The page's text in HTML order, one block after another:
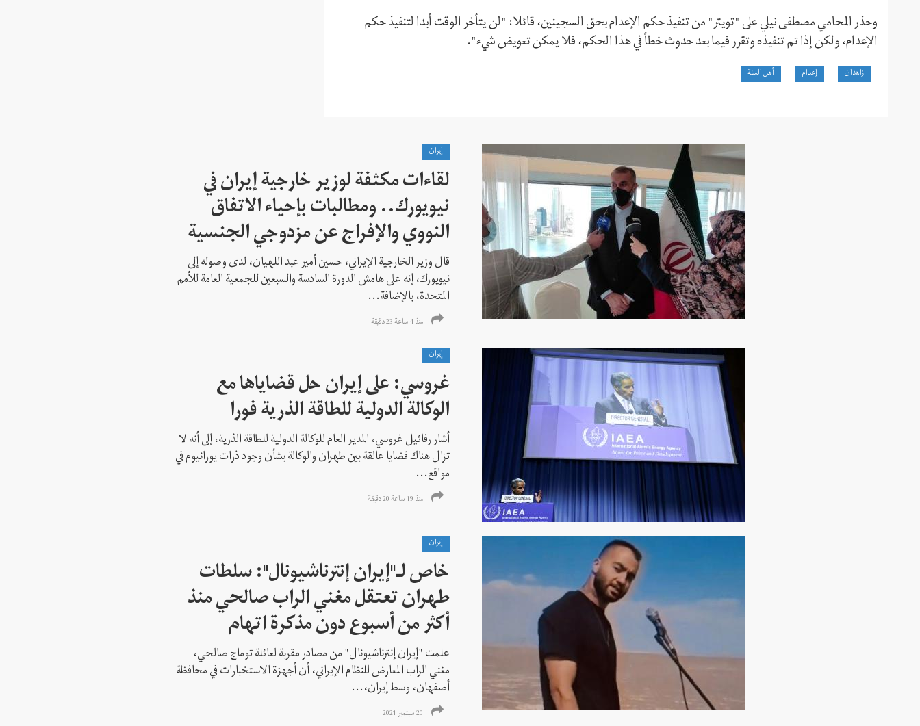
وحذر المحامي مصطفى نيلي على "تويتر" من تنفيذ حكم الإعدام بحق السجينين، قائلا: "لن يتأخر الوقت أبدا لتنفيذ حكم
الإعدام، ولكن إذا تم تنفيذه وتقرر فيما بعد حدوث خطأ في هذا الحكم، فلا يمكن تعويض شيء".
زاهدان إعدام أهل السنة
إيران
لقاءات مكثفة لوزير خارجية إيران في
نيويورك.. ومطالبات بإحياء الاتفاق
النووي والإفراج عن مزدوجي الجنسية
قال وزير الخارجية الإيراني، حسين أمير عبد اللهيان، لدى وصوله إلى
نيويورك، إنه على هامش الدورة السادسة والسبعين للجمعية العامة للأمم
المتحدة، بالإضافة...
منذ 4 ساعة 23 دقیقة
إيران
غروسي: على إيران حل قضاياها مع
الوكالة الدولية للطاقة الذرية فورا
أشار رفائيل غروسي، المدير العام للوكالة الدولية للطاقة الذرية، إلى أنه لا
تزال هناك قضايا عالقة بين طهران والوكالة بشأن وجود ذرات يورانيوم في
مواقع...
منذ 19 ساعة 20 دقیقة
إيران
خاص لـ"إيران إنترناشيونال": سلطات
طهران تعتقل مغني الراب صالحي منذ
أكثر من أسبوع دون مذكرة اتهام
علمت "إيران إنترناشيونال" من مصادر مقربة لعائلة توماج صالحي،
مغني الراب المعارض للنظام الإيراني، أن أجهزة الاستخبارات في محافظة
أصفهان، وسط إيران،...
20 سبتمبر 2021